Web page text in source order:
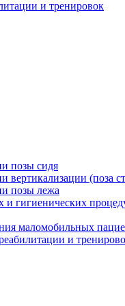
и тренировок
позы сидя
вертикализации (поза
позы лежа
и гигиенических
маломобильных
и